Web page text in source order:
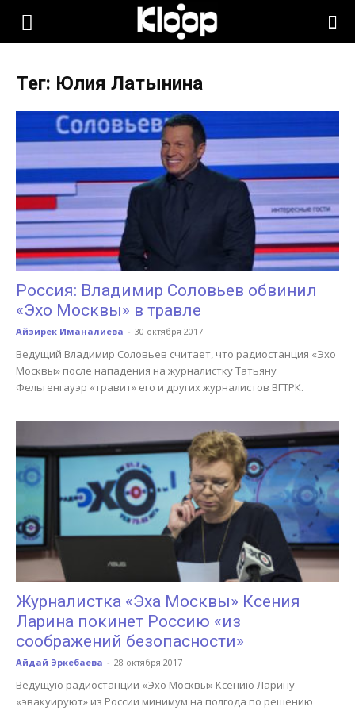
KLOOP.KG
Кыргызстана
Тег: Юлия Латынина
Россия: Владимир Соловьев обвинил
«Эхо Москвы» в травле
Айзирек Иманалиева - 30 октября 2017
Ведущий Владимир Соловьев считает, что радиостанция «Эхо
Москвы» после нападения на журналистку Татьяну
Фельгенгауэр «травит» его и других журналистов ВГТРК.
Журналистка «Эха Москвы» Ксения
Ларина покинет Россию «из
соображений безопасности»
Айдай Эркебаева - 28 октября 2017
Ведущую радиостанции «Эхо Москвы» Ксению Ларину
«эвакуируют» из России минимум на полгода по решению